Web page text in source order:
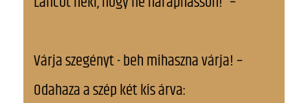
Várja szegényt - beh mihaszna várja! –
Odahaza a szép két kis árva: